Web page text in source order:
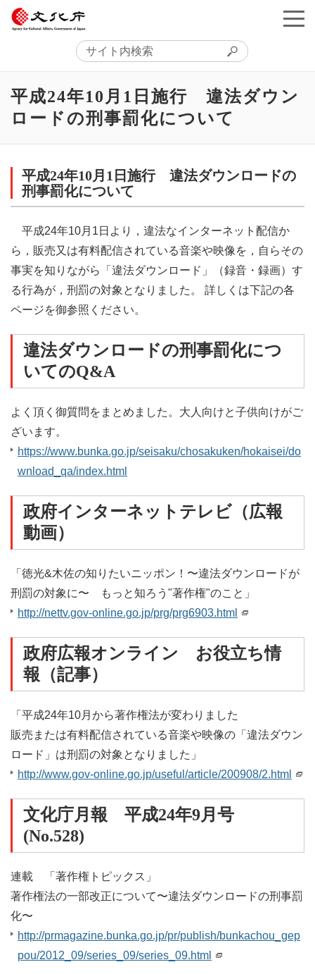
平成24年10月1日施行 違法ダウン
ロードの刑事罰化について
平成24年10月1日施行 違法ダウンロードの
刑事罰化について
平成24年10月1日より，違法なインターネット配信か
ら，販売又は有料配信されている音楽や映像を，自らその
事実を知りながら「違法ダウンロード」（録音・録画）す
る行為が，刑罰の対象となりました。 詳しくは下記の各
ページを御参照ください。
違法ダウンロードの刑事罰化につ
いてのQ&A
よく頂く御質問をまとめました。大人向けと子供向けがご
ざいます。
https://www.bunka.go.jp/seisaku/chosakuken/hokaisei/do
wnload_qa/index.html
政府インターネットテレビ（広報
動画）
「徳光&木佐の知りたいニッポン！〜違法ダウンロードが
刑罰の対象に〜 もっと知ろう"著作権"のこと」
http://nettv.gov-online.go.jp/prg/prg6903.html
政府広報オンライン お役立ち情
報（記事）
「平成24年10月から著作権法が変わりました
販売または有料配信されている音楽や映像の「違法ダウン
ロード」は刑罰の対象となりました」
http://www.gov-online.go.jp/useful/article/200908/2.html
文化庁月報 平成24年9月号
(No.528)
連載 「著作権トピックス」
著作権法の一部改正について〜違法ダウンロードの刑事罰
化〜
http://prmagazine.bunka.go.jp/pr/publish/bunkachou_gep
pou/2012_09/series_09/series_09.html